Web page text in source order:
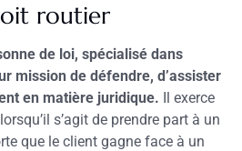
routier
de loi, spécialisé dans
mission de défendre, d’assister
en matière juridique. Il exerce
s’agit de prendre part à un
que le client gagne face à un